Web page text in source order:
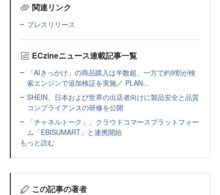
関連リンク
プレスリリース
ECzineニュース連載記事一覧
「AIきっかけ」の商品購入は半数超、一方で約9割が検
索エンジンで追加検証を実施／ PLAN...
SHEIN、日本および世界の出店者向けに製品安全と品質
コンプライアンスの研修を公開
「チャネルトーク」、クラウドコマースプラットフォー
ム「EBISUMART」と連携開始
もっと読む
この記事の著者